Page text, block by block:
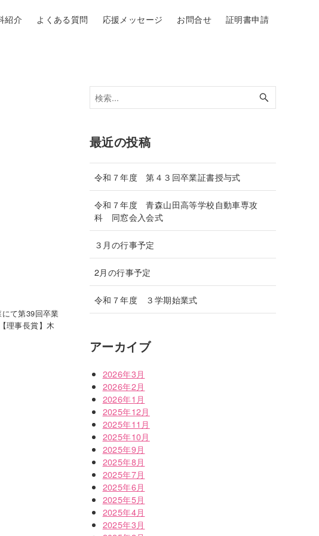
紹介 よくある質問 応援メッセージ お問合せ 証明書申請
て第39回卒業
理事長賞】木
最近の投稿
令和７年度 第４３回卒業証書授与式
令和７年度 青森山田高等学校自動車専攻
科 同窓会入会式
３月の行事予定
2月の行事予定
令和７年度 ３学期始業式
アーカイブ
2026年3月
2026年2月
2026年1月
2025年12月
2025年11月
2025年10月
2025年9月
2025年8月
2025年7月
2025年6月
2025年5月
2025年4月
2025年3月